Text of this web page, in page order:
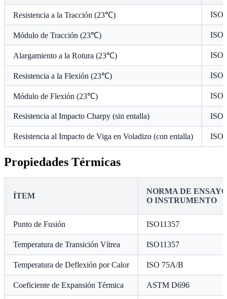
Resistencia a la Tracción (23℃) ISO
Módulo de Tracción (23℃) ISO
Alargamiento a la Rotura (23℃) ISO
Resistencia a la Flexión (23℃) ISO
Módulo de Flexión (23℃) ISO
Resistencia al Impacto Charpy (sin entalla) ISO
Resistencia al Impacto de Viga en Voladizo (con entalla) ISO
Propiedades Térmicas
ÍTEM
NORMA DE ENSAYO
O INSTRUMENTO
Punto de Fusión ISO11357
Temperatura de Transición Vítrea ISO11357
Temperatura de Deflexión por Calor ISO 75A/B
Coeficiente de Expansión Térmica ASTM D696